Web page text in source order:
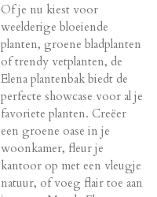
Of je nu kiest voor
weelderige bloeiende
planten, groene bladplanten
of trendy vetplanten, de
Elena plantenbak biedt de
perfecte showcase voor al je
favoriete planten. Creëer
een groene oase in je
woonkamer, fleur je
kantoor op met een vleugje
natuur, of voeg flair toe aan